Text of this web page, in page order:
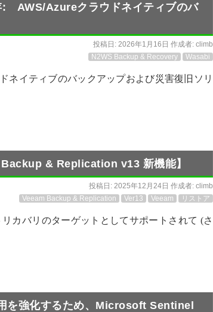
: AWS/Azureクラウドネイティブのバ
投稿日: 2026年1月16日 作成者: climb
N2WS Backup & Recovery
Wasabi
ネイティブのバックアップおよび災害復旧ソリ
& Replication v13 新機能】
投稿日: 2025年12月24日 作成者: climb
Veeam Backup & Replication
Ver13 Veeam リストア
カバリのターゲットとしてサポートされて (さ
を強化するため、Microsoft Sentinel